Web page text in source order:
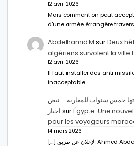
12 avril 2026
Mais comment on peut
d’une armée étrangère
Abdelhamid M surDeux
algériens survolent la ville
12 avril 2026
Il faut installer des anti
inacceptable
خمس سنوات للمغاربة – نبض
اخبار surÉgypte: Une
pour les voyageurs
14 mars 2026
[…] الإعلان عن طريق Ahmed Abdel-Latifسفير مصر بالرباط.